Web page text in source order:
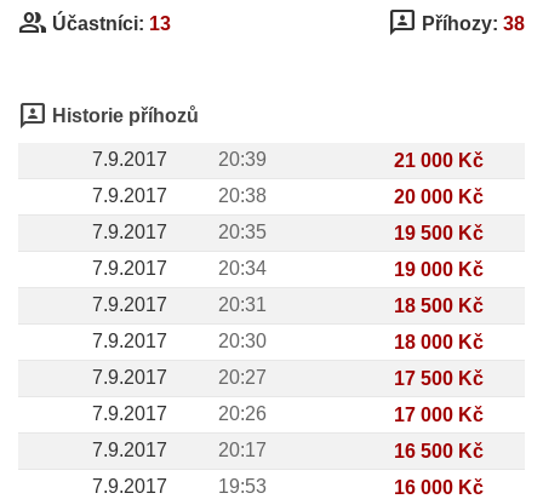
group Účastníci: 13 3p Příhozy: 38
3p Historie příhozů
7.9.2017 20:39
21 000 Kč
7.9.2017
20:38
20 000 Kč
7.9.2017
20:35
19 500 Kč
7.9.2017
20:34
19 000 Kč
7.9.2017
20:31
18 500 Kč
7.9.2017
20:30
18 000 Kč
7.9.2017
20:27
17 500 Kč
7.9.2017
20:26
17 000 Kč
7.9.2017
20:17
16 500 Kč
7.9.2017
19:53 16 000 Kč